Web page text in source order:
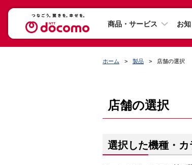
商品・サービス お
ホーム 製品 店舗の選択
店舗の選択
選択した機種・カ